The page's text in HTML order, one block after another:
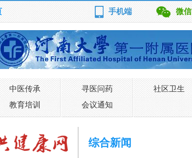
手机端 微信
中医传承 寻医问药 社区卫生
教育培训 会议通知
综合新闻